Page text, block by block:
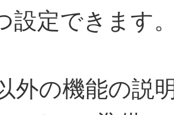
設定できます
外の機能の説